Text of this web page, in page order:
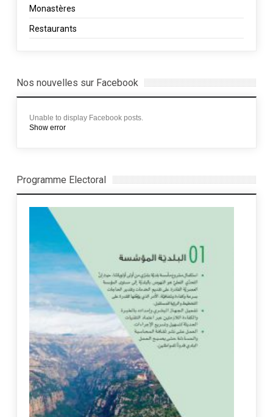
Monastères
Restaurants
Nos nouvelles sur Facebook
Unable to display Facebook posts.
Show error
Programme Electoral